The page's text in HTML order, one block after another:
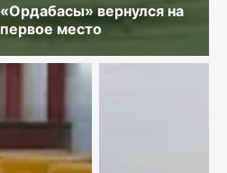
«Ордабасы» вернулся на
первое место